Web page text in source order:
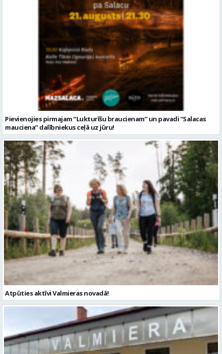
Pievienojies pirmajam “Lukturīšu braucienam” un pavadi “Salacas
mauciena” dalībniekus ceļā uz jūru!
Atpūties aktīvi Valmieras novadā!